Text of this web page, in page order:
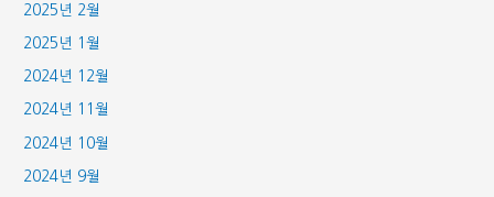
2025년 2월
2025년 1월
2024년 12월
2024년 11월
2024년 10월
2024년 9월